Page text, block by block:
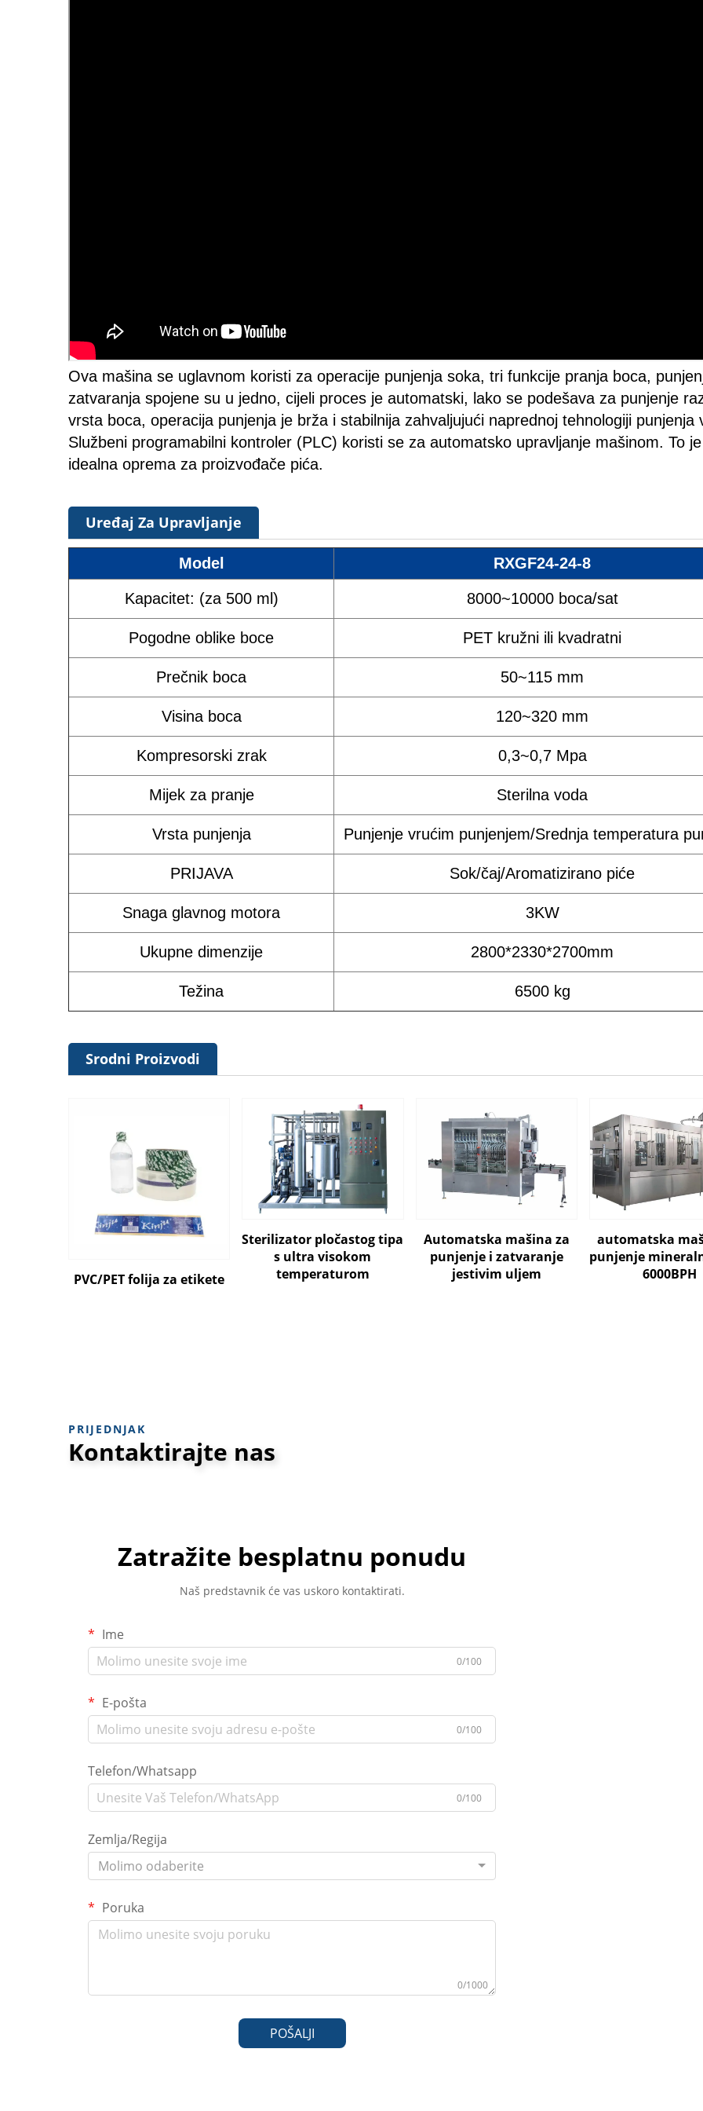
Ova mašina se uglavnom koristi za operacije punjenja soka, tri funkcije pranja boca,
zatvaranja spojene su u jedno, cijeli proces je automatski, lako se podešava za punjenje
vrsta boca, operacija punjenja je brža i stabilnija zahvaljujući naprednoj tehnologiji punjenja
Službeni programabilni kontroler (PLC) koristi se za automatsko upravljanje mašinom. To je
idealna oprema za proizvođače pića.
Uređaj Za Upravljanje
Model RXGF24-24-8
Kapacitet: (za 500 ml) 8000~10000 boca/sat
Pogodne oblike boce PET kružni ili kvadratni
Prečnik boca 50~115 mm
Visina boca 120~320 mm
Kompresorski zrak 0,3~0,7 Mpa
Mijek za pranje Sterilna voda
Vrsta punjenja Punjenje vrućim punjenjem/Srednja temperatura
PRIJAVA Sok/čaj/Aromatizirano piće
Snaga glavnog motora 3KW
Ukupne dimenzije 2800*2330*2700mm
Težina 6500 kg
Srodni Proizvodi
PVC/PET folija za etikete
Sterilizator pločastog tipa
s ultra visokom
temperaturom
Automatska mašina za
punjenje i zatvaranje
jestivim uljem
automatska
punjenje
6000BPH
PRIJEDNJAK
Kontaktirajte nas
Zatražite besplatnu ponudu
Naš predstavnik će vas uskoro kontaktirati.
Ime
0/100
E-pošta
0/100
Telefon/Whatsapp
0/100
Zemlja/Regija
Molimo odaberite
Poruka
0/1000
POŠALJI